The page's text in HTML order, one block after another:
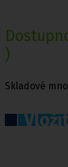
)
Skladové